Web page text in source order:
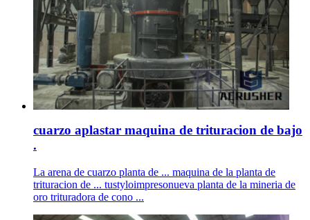
cuarzo aplastar maquina de trituracion de bajo
.
La arena de cuarzo planta de ... maquina de la planta de
trituracion de ... tustyloimpresonueva planta de la mineria de
oro trituradora de cono ...